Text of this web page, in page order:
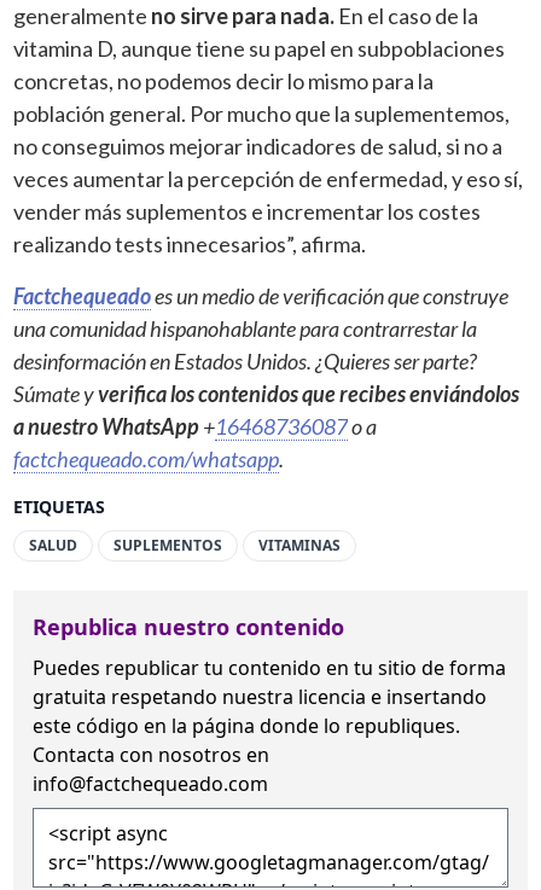
ETIQUETAS
SALUD SUPLEMENTOS VITAMINAS
generalmente no sirve para nada. En el caso de la
vitamina D, aunque tiene su papel en subpoblaciones
concretas, no podemos decir lo mismo para la
población general. Por mucho que la suplementemos,
no conseguimos mejorar indicadores de salud, si no a
veces aumentar la percepción de enfermedad, y eso sí,
vender más suplementos e incrementar los costes
realizando tests innecesarios”, afirma.
Factchequeadoes un medio de verificación que construye
una comunidad hispanohablante para contrarrestar la
desinformación en Estados Unidos. ¿Quieres ser parte?
Súmate yverifica los contenidos que recibes enviándolos
a nuestro WhatsApp+16468736087o a
factchequeado.com/whatsapp.
Republica nuestro contenido
Puedes republicar tu contenido en tu sitio de forma
gratuita respetando nuestra licencia e insertando
este código en la página donde lo republiques.
Contacta con nosotros en
info@factchequeado.com